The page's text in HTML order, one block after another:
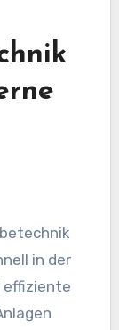
in der
effiziente